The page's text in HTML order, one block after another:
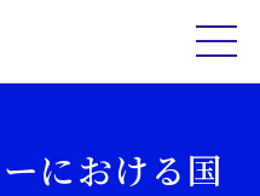
における国